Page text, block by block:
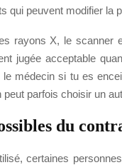
qui peuvent modifier la
rayons X, le scanner
jugée acceptable
médecin si tu es
peut parfois choisir un
du
certaines